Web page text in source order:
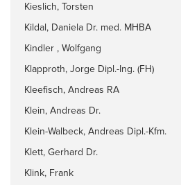
Kieslich, Torsten
Kildal, Daniela Dr. med. MHBA
Kindler , Wolfgang
Klapproth, Jorge Dipl.-Ing. (FH)
Kleefisch, Andreas RA
Klein, Andreas Dr.
Klein-Walbeck, Andreas Dipl.-Kfm.
Klett, Gerhard Dr.
Klink, Frank